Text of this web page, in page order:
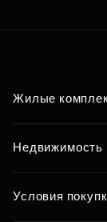
Жилые
Недвижимость
Условия